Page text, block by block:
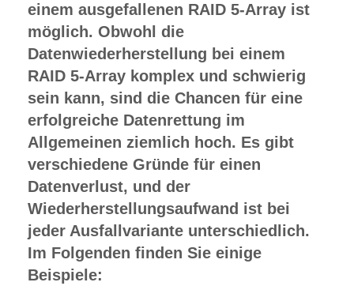
einem ausgefallenen RAID 5-Array ist
möglich. Obwohl die
Datenwiederherstellung bei einem
RAID 5-Array komplex und schwierig
sein kann, sind die Chancen für eine
erfolgreiche Datenrettung im
Allgemeinen ziemlich hoch. Es gibt
verschiedene Gründe für einen
Datenverlust, und der
Wiederherstellungsaufwand ist bei
jeder Ausfallvariante unterschiedlich.
Im Folgenden finden Sie einige
Beispiele: